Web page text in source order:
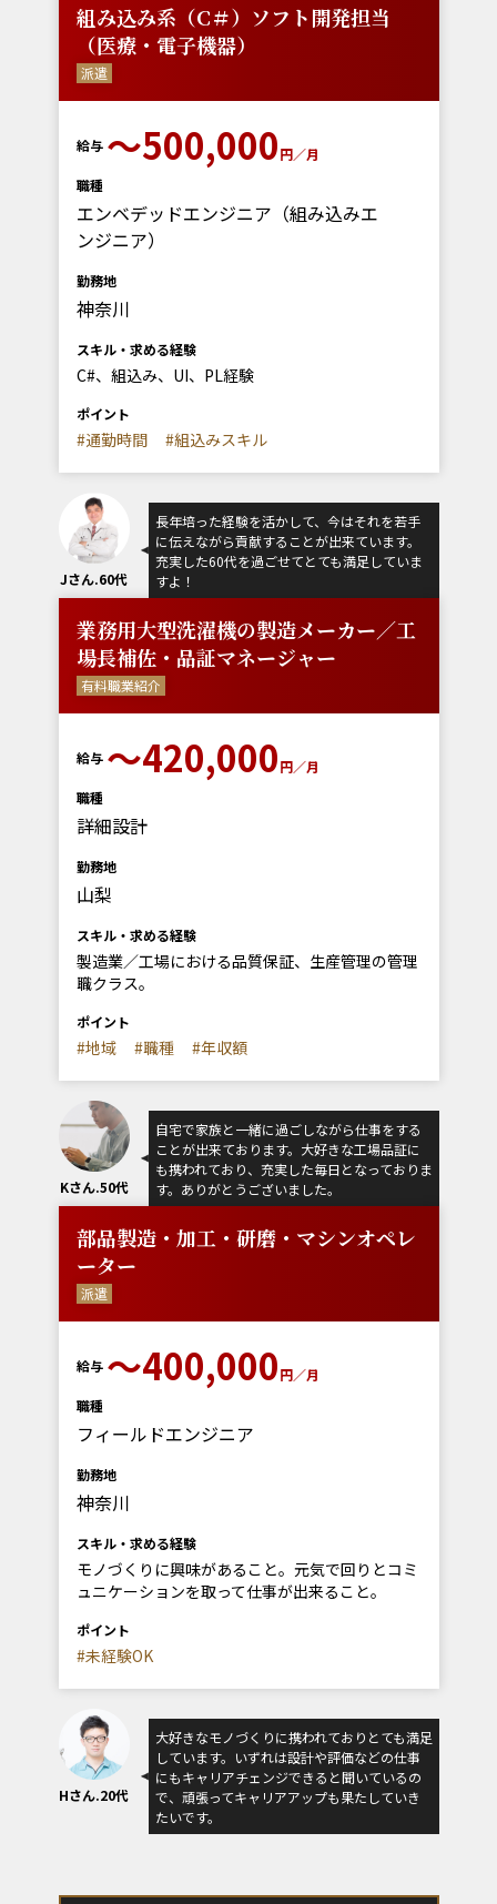
組み込み系（C＃）ソフト開発担当
（医療・電子機器）
派遣
給与 〜500,000円／月
職種
エンベデッドエンジニア（組み込みエ
ンジニア）
勤務地
神奈川
スキル・求める経験
C#、組込み、UI、PL経験
ポイント
#通勤時間 #組込みスキル
Jさん.60代
長年培った経験を活かして、今はそれを若手
に伝えながら貢献することが出来ています。
充実した60代を過ごせてとても満足していま
すよ！
業務用大型洗濯機の製造メーカー／工
場長補佐・品証マネージャー
有料職業紹介
給与 〜420,000円／月
職種
詳細設計
勤務地
山梨
スキル・求める経験
製造業／工場における品質保証、生産管理の管理
職クラス。
ポイント
#地域 #職種 #年収額
Kさん.50代
自宅で家族と一緒に過ごしながら仕事をする
ことが出来ております。大好きな工場品証に
も携われており、充実した毎日となっておりま
す。ありがとうございました。
部品製造・加工・研磨・マシンオペレ
ーター
派遣
給与 〜400,000円／月
職種
フィールドエンジニア
勤務地
神奈川
スキル・求める経験
モノづくりに興味があること。元気で回りとコミ
ュニケーションを取って仕事が出来ること。
ポイント
#未経験OK
Hさん.20代
大好きなモノづくりに携われておりとても満足
しています。いずれは設計や評価などの仕事
にもキャリアチェンジできると聞いているの
で、頑張ってキャリアアップも果たしていき
たいです。